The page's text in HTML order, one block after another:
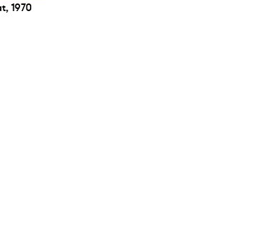
1970